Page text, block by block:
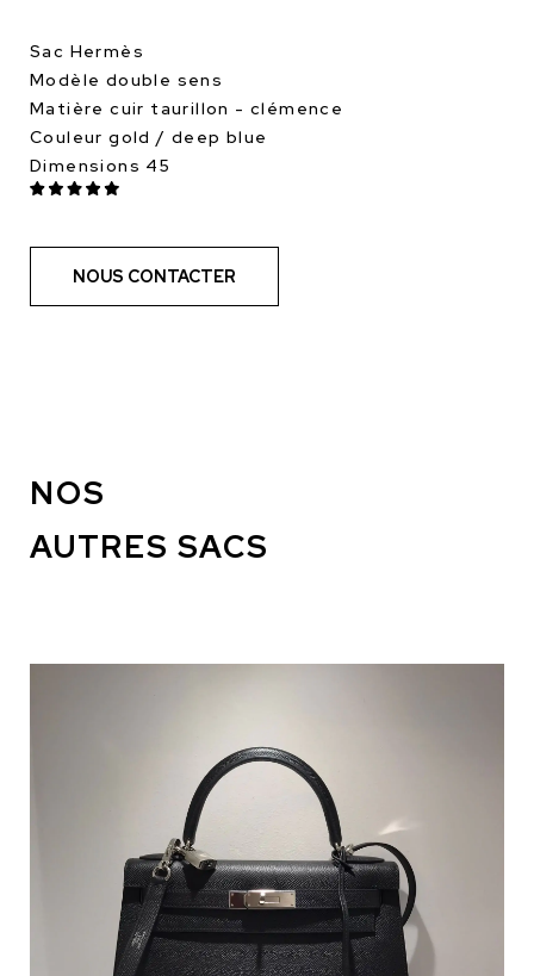
Sac Hermès
Modèle double sens
Matière cuir taurillon - clémence
Couleur gold / deep blue
Dimensions 45
NOUS CONTACTER
NOS
AUTRES SACS